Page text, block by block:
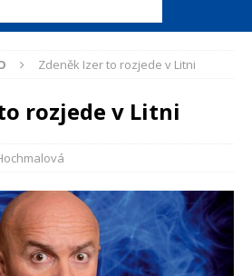
Zdeněk Izer to rozjede v Litni
rozjede v Litni